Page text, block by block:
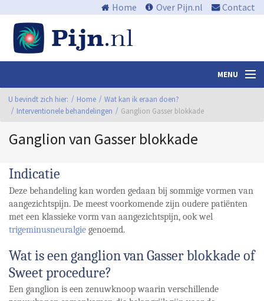
Home Over Pijn.nl Contact
MENU
Nieuws en media
Waar zit de pijn?
Wat kan ik eraan doen?
Centra
Links
U bevindt zich hier: Home
Wat kan ik eraan doen?
Interventionele behandelingen
Ganglion Gasser blokkade
Ganglion van Gasser blokkade
Indicatie
Deze behandeling kan worden gedaan bij sommige vormen van
aangezichtspijn. De meest voorkomende zijn oudere patiënten
met een klassieke vorm van aangezichtspijn, ook wel
trigeminusneuralgie genoemd.
Wat is een ganglion van Gasser blokkade of
Sweet procedure?
Een ganglion is een zenuwknoop waarin verschillende